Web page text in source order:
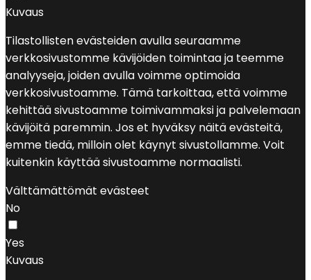
Kuvaus
Tilastollisten evästeiden avulla seuraamme
verkkosivustomme kävijöiden toimintaa ja teemme
analyyseja, joiden avulla voimme optimoida
verkkosivustoamme. Tämä tarkoittaa, että voimme
kehittää sivustoamme toimivammaksi ja palvelemaan
kävijöitä paremmin. Jos et hyväksy näitä evästeitä,
emme tiedä, milloin olet käynyt sivustollamme. Voit
kuitenkin käyttää sivustoamme normaalisti.
Välttämättömät evästeet
No
Yes
Kuvaus